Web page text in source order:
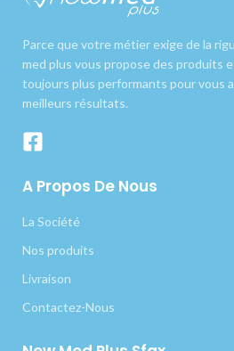
Parce que votre métier exige de la
med plus vous propose des produits
toujours plus performants pour vous
meilleurs résultats.
A Propos De Nous
La Société
Nos produits
Livraison
Contactez-Nous